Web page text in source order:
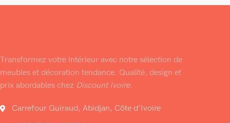
Transformez votre intérieur avec notre sélection de
meubles et décoration tendance. Qualité, design et
prix abordables chez Discount Ivoire.
Carrefour Guiraud, Abidjan, Côte d’Ivoire